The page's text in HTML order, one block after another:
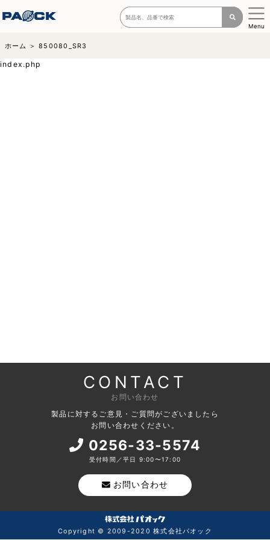
Menu
ホーム 850080_SR3
index.php
CONTACT
お問い合わせ
製品に対するご意見・ご質問がございましたら
お問い合わせください。
0256-33-5574
受付時間／平日 9:00〜17:00
お問い合わせ
Copyright © 2009-2020 株式会社パオック